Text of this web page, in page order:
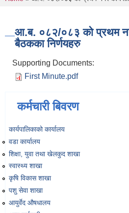
आ.ब. ०८२/०८३ को प्रथम
बैठकका निर्णयहरु
Supporting Documents:
First Minute.pdf
कर्मचारी बिवरण
कार्यपालिकाको कार्यालय
वडा कार्यालय
शिक्षा, युवा तथा खेलकुद शाखा
स्वास्थ्य शाखा
कृषि विकास शाखा
पशु सेवा शाखा
आयुर्वेद औषधालय